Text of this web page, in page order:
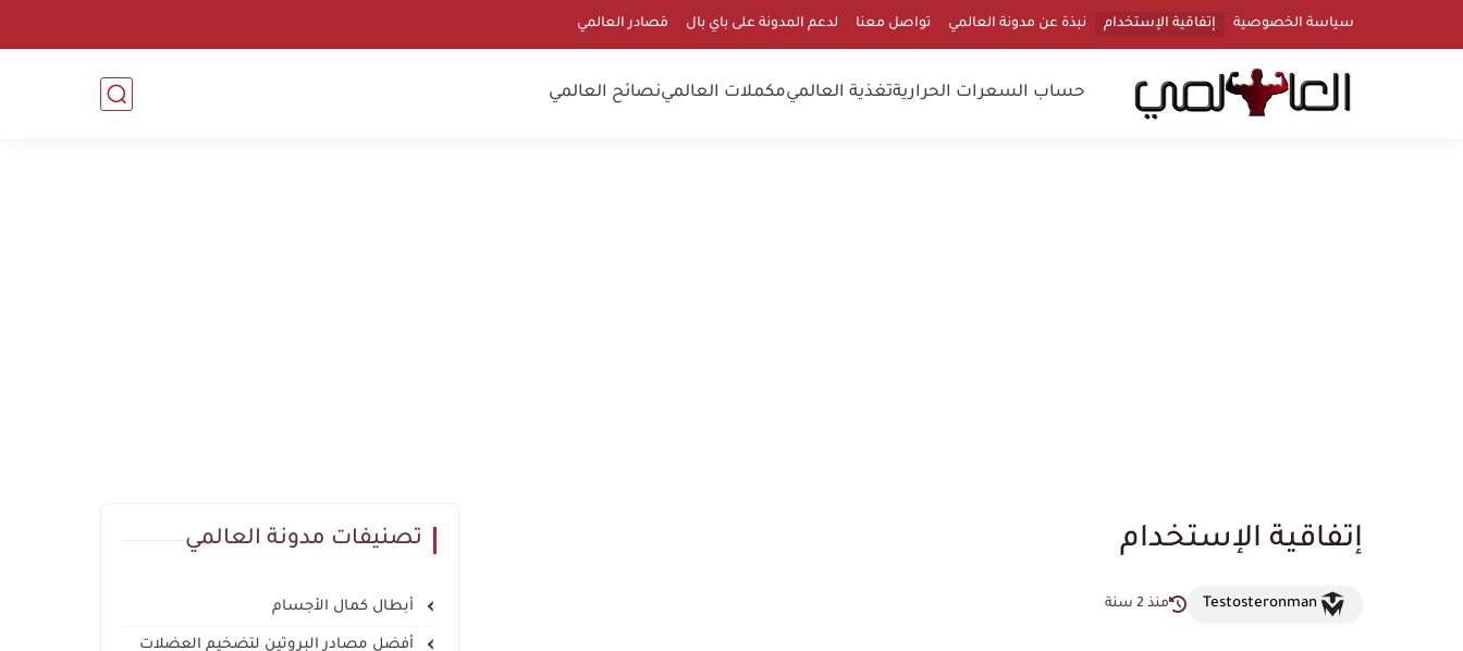
سياسة الخصوصية إتفاقية الإستخدام نبذة عن مدونة العالمي تواصل معنا لدعم المدونة على باي بال مَصادر العالمي
حساب السعرات الحراريةتغذية العالميمكملات العالمينصائح العالمي
إتفاقية الإستخدام
Testosteronman منذ 2 سنة
تصنيفات مدونة العالمي
أبطال كمال الأجسام
أفضل مصادر البروتين لتضخيم العضلات